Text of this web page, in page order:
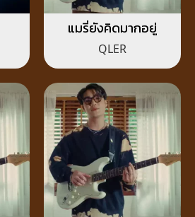
แมรี่ยังคิดมากอยู่
QLER